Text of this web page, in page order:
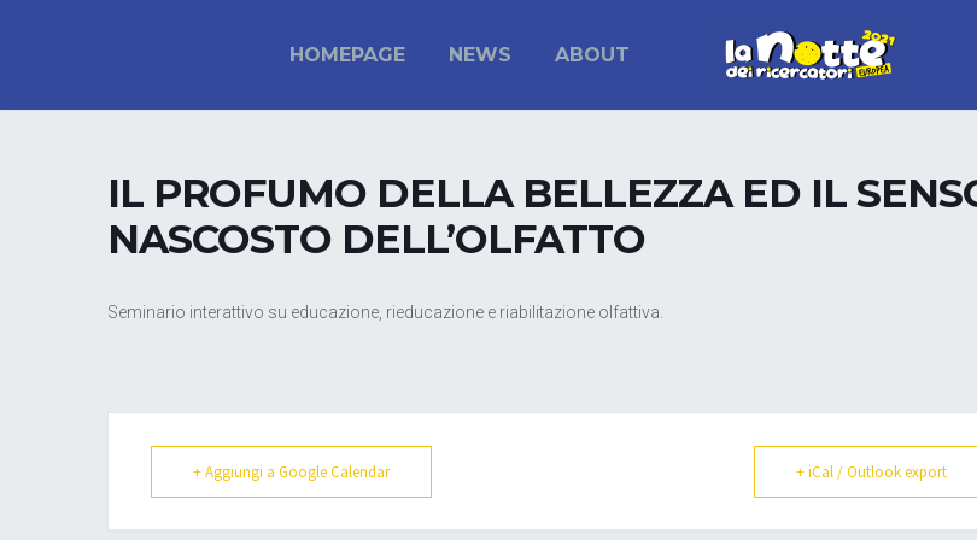
HOMEPAGE NEWS ABOUT
IL PROFUMO DELLA BELLEZZA ED IL
NASCOSTO DELL’OLFATTO
Seminario interattivo su educazione, rieducazione e riabilitazione olfattiva.
+ Aggiungi a Google Calendar + iCal / Outlook export